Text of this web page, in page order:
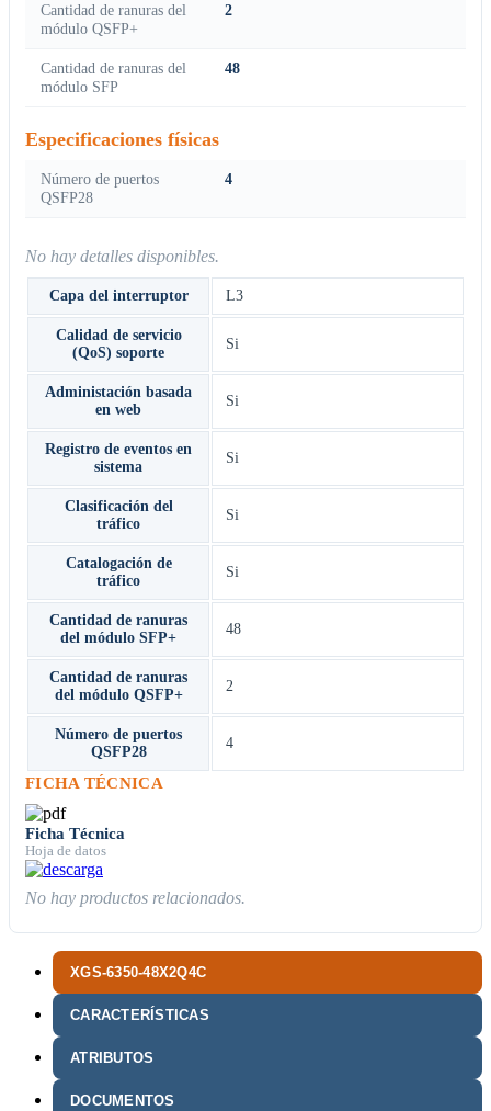
XGS-6350-48X2Q4C
CARACTERÍSTICAS
ATRIBUTOS
DOCUMENTOS
Cantidad de ranuras del
módulo QSFP+
2
Cantidad de ranuras del
módulo SFP
48
Especificaciones físicas
Número de puertos
QSFP28
4
No hay detalles disponibles.
Capa del interruptor L3
Calidad de servicio
(QoS) soporte
Si
Administación basada
en web
Si
Registro de eventos en
sistema
Si
Clasificación del
tráfico
Si
Catalogación de
tráfico
Si
Cantidad de ranuras
del módulo SFP+
48
Cantidad de ranuras
del módulo QSFP+
2
Número de puertos
QSFP28
4
FICHA TÉCNICA
Ficha Técnica
Hoja de datos
No hay productos relacionados.